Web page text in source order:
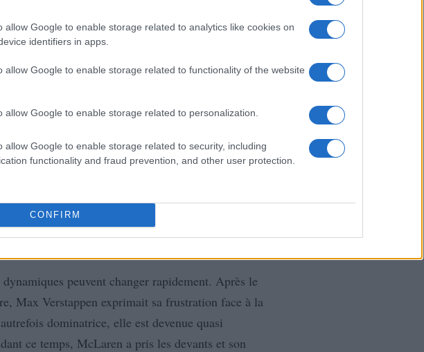
allow Google to enable storage related to analytics like cookies on
identifiers in apps.
allow Google to enable storage related to functionality of the website
allow Google to enable storage related to personalization.
allow Google to enable storage related to security, including
functionality and fraud prevention, and other user protection.
CONFIRM
peuvent changer rapidement. Après le
Max Verstappen exprimait sa frustration face à la
dominatrice, elle est devenue quasi
ce temps, McLaren a pris les devants et son